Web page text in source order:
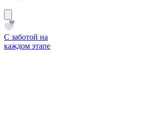
С заботой на
каждом этапе